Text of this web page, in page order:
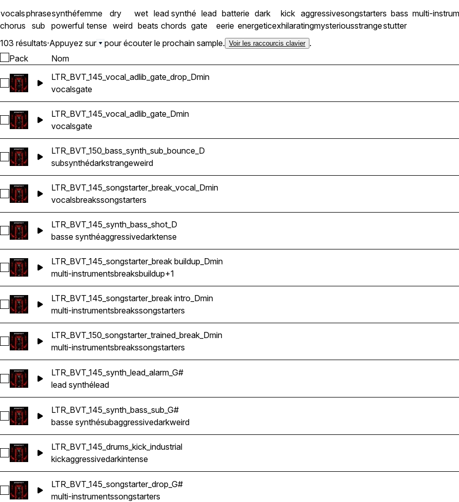
vocalsphrasesynthéfemme dry wet lead synthé lead batterie dark kick aggressivesongstarters bass multi-
chorus
sub powerful tense weird beats chords gate eerie energeticexhilaratingmysteriousstrangestutter
103 résultats·Appuyez sur pour écouter le prochain sample. Voir les raccourcis clavier .
Pack
Nom
Sélectionnez LTR_BVT_145_vocal_adlib_gate_drop_Dmin
LTR_BVT_145_vocal_adlib_gate_drop_Dmin
vocalsgate
Sélectionnez LTR_BVT_145_vocal_adlib_gate_Dmin
LTR_BVT_145_vocal_adlib_gate_Dmin
vocalsgate
Sélectionnez LTR_BVT_150_bass_synth_sub_bounce_D
LTR_BVT_150_bass_synth_sub_bounce_D
subsynthédarkstrangeweird
Sélectionnez LTR_BVT_145_songstarter_break_vocal_Dmin
LTR_BVT_145_songstarter_break_vocal_Dmin
vocalsbreakssongstarters
Sélectionnez LTR_BVT_145_synth_bass_shot_D
LTR_BVT_145_synth_bass_shot_D
basse synthéaggressivedarktense
Sélectionnez LTR_BVT_145_songstarter_break buildup_Dmin
LTR_BVT_145_songstarter_break buildup_Dmin
multi-instrumentsbreaksbuildup+1
Sélectionnez LTR_BVT_145_songstarter_break intro_Dmin
LTR_BVT_145_songstarter_break intro_Dmin
multi-instrumentsbreakssongstarters
Sélectionnez LTR_BVT_150_songstarter_trained_break_Dmin
LTR_BVT_150_songstarter_trained_break_Dmin
multi-instrumentsbreakssongstarters
Sélectionnez LTR_BVT_145_synth_lead_alarm_G#
LTR_BVT_145_synth_lead_alarm_G#
lead synthélead
Sélectionnez LTR_BVT_145_synth_bass_sub_G#
LTR_BVT_145_synth_bass_sub_G#
basse synthésubaggressivedarkweird
Sélectionnez LTR_BVT_145_drums_kick_industrial
LTR_BVT_145_drums_kick_industrial
kickaggressivedarkintense
Sélectionnez LTR_BVT_145_songstarter_drop_G#
LTR_BVT_145_songstarter_drop_G#
multi-instrumentssongstarters